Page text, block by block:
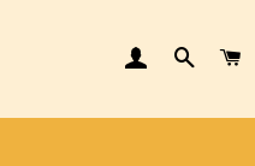
ACCEDICERCA